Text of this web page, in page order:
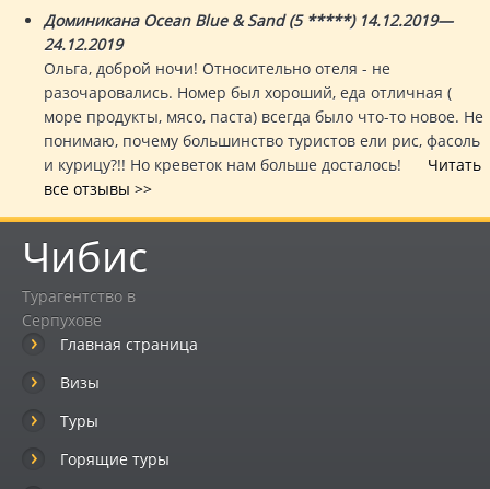
Доминикана Ocean Blue & Sand (5 *****) 14.12.2019—
24.12.2019
Ольга, доброй ночи! Относительно отеля - не
разочаровались. Номер был хороший, еда отличная (
море продукты, мясо, паста) всегда было что-то новое. Не
понимаю, почему большинство туристов ели рис, фасоль
и курицу?!! Но креветок нам больше досталось! Читать
все отзывы >>
Чибис
Турагентство в
Серпухове
Главная страница
Визы
Туры
Горящие туры